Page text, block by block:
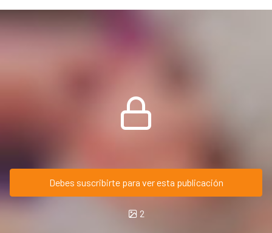
Debes suscribirte para ver esta publicación
2